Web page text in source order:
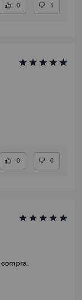
0 1
0 0